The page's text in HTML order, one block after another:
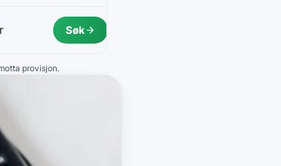
Søk
provisjon.